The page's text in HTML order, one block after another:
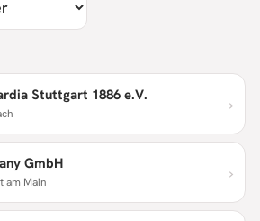
Stuttgart 1886 e.V. ›
GmbH
am Main ›